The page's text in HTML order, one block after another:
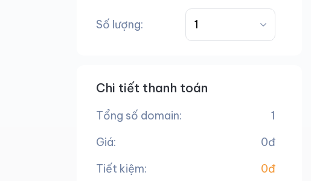
Số lượng:
Chi tiết thanh toán
Tổng số domain:
1
Giá:
0đ
Tiết kiệm:
0đ